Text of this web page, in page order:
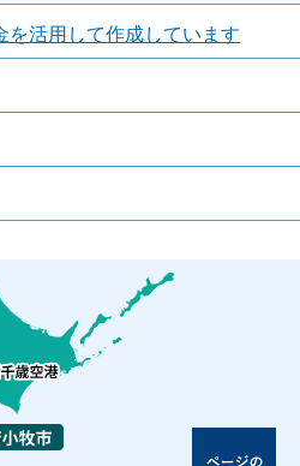
を活用して作成しています